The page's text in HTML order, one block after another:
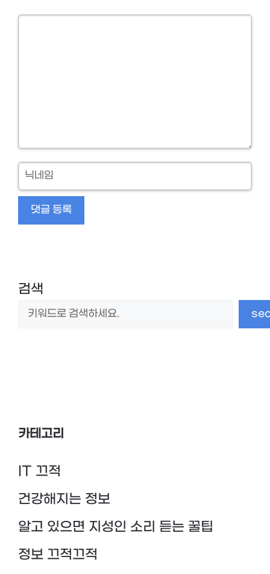
닉
네
검색
카테고리
IT 끄적
건강해지는 정보
알고 있으면 지성인 소리 듣는 꿀팁
정보 끄적끄적